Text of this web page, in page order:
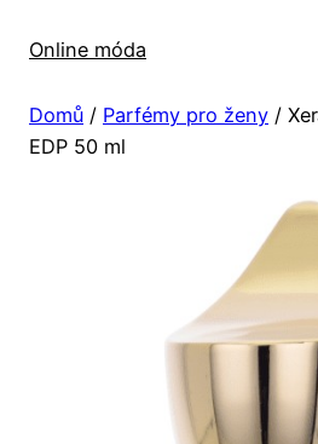
Online móda
Domů / Parfémy pro ženy /
EDP 50 ml